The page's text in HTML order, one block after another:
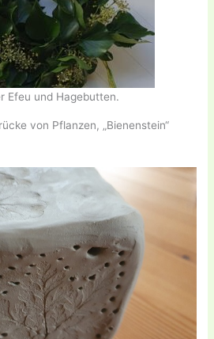
Efeu und Hagebutten.
von Pflanzen, „Bienenstein“